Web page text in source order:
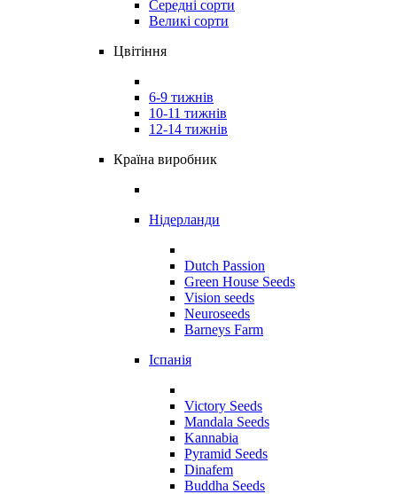
Середні сорти
Великі сорти
Цвітіння
6-9 тижнів
10-11 тижнів
12-14 тижнів
Країна виробник
Нідерланди
Dutch Passion
Green House Seeds
Vision seeds
Neuroseeds
Barneys Farm
Іспанія
Victory Seeds
Mandala Seeds
Kannabia
Pyramid Seeds
Dinafem
Buddha Seeds